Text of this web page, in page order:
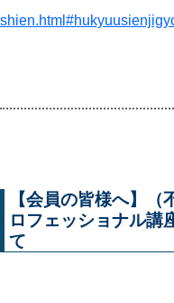
【会員の皆様へ】
ロフェッショナル
て